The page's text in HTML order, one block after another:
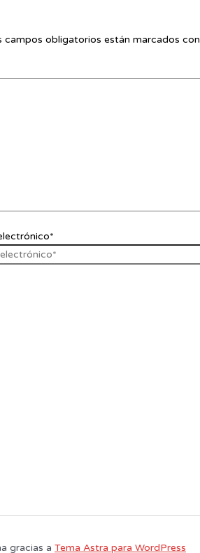
campos obligatorios están marcados con
gracias a Tema Astra para WordPress